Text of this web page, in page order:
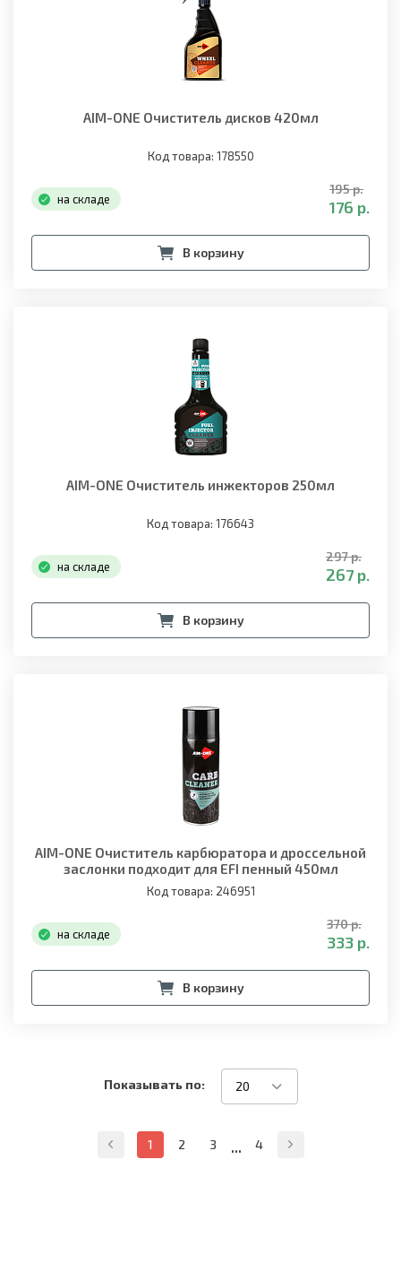
AIM-ONE Очиститель дисков 420мл
Код товара: 178550
на складе
195 р.
176 р.
В корзину
AIM-ONE Очиститель инжекторов 250мл
Код товара: 176643
на складе
297 р.
267 р.
В корзину
AIM-ONE Очиститель карбюратора и дроссельной
заслонки подходит для EFI пенный 450мл
(аэрозоль)
Код товара: 246951
на складе
370 р.
333 р.
В корзину
Показывать по: 20
1 2 3 ... 4